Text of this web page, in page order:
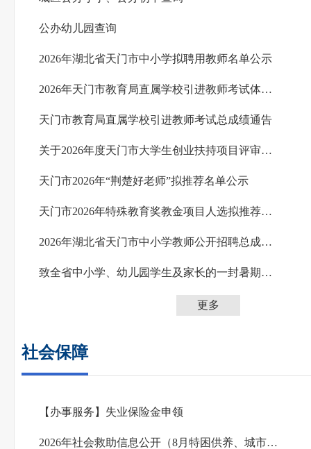
公办幼儿园查询
2026年湖北省天门市中小学拟聘用教师名单公示
2026年天门市教育局直属学校引进教师考试体检考察通知
天门市教育局直属学校引进教师考试总成绩通告
关于2026年度天门市大学生创业扶持项目评审结果的公示
天门市2026年“荆楚好老师”拟推荐名单公示
天门市2026年特殊教育奖教金项目人选拟推荐名单公示
2026年湖北省天门市中小学教师公开招聘总成绩通告
致全省中小学、幼儿园学生及家长的一封暑期消防安全信
更多
社会保障
【办事服务】失业保险金申领
2026年社会救助信息公开（8月特困供养、城市农村低保）